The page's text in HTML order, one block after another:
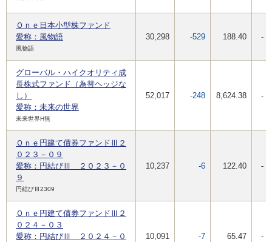
Ｏｎｅ日本小型株ファンド
愛称：風物語
風物語
30,298 -529 188.40 -
グローバル・ハイクオリティ成
長株式ファンド（為替ヘッジな
し）
愛称：未来の世界
未来世界H無
52,017 -248 8,624.38 -
Ｏｎｅ円建て債券ファンドⅢ２
０２３－０９
愛称：円結びⅢ ２０２３－０
９
円結びⅢ2309
10,237 -6 122.40 -
Ｏｎｅ円建て債券ファンドⅢ２
０２４－０３
愛称：円結びⅢ ２０２４－０
10,091 -7 65.47 -